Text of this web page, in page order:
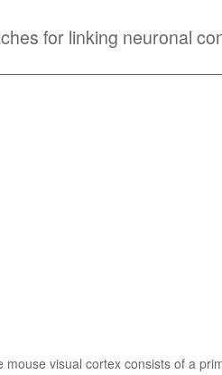
for linking neuronal
visual cortex consists of a